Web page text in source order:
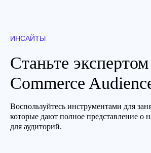
ИНСАЙТЫ
Станьте
Commerce
Воспользуйтесь инструментами для
которые дают полное представление о
для аудиторий.